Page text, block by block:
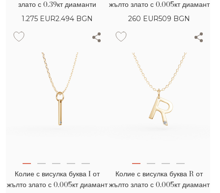
злато с 0.39кт диаманти
1.275 EUR2.494 BGN
жълто злато с 0.005кт диамант
260 EUR509 BGN
Колие с висулка буква I от
жълто злато с 0.005кт диамант
Колие с висулка буква R от
жълто злато с 0.005кт диамант